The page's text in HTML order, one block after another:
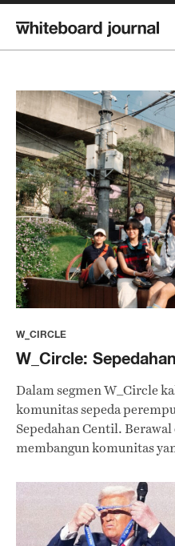
W_CIRCLE
W_Circle:
Dalam segmen W_Circle
komunitas sepeda
Sepedahan Centil.
membangun komunitas